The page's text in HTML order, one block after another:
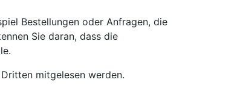
Bestellungen oder Anfragen, die
Sie daran, dass die
mitgelesen werden.